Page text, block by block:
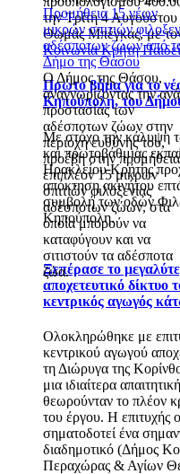
την Τρίτη 4
Θωμάς Μπέγκας, με
ΚοινωνίαΚρήτη
Πρώτο βήμα για το
Κηπούπολη, του
Με στόχο την κάλυψη
και πρωτοβάθμιας
Ηρακλείου Κρήτης
απόκτηση ακινήτου
συμβολή των οδών
Κηπούπολη.
Ξεπέρασε το
αποχετευτικό
κεντρικός αγωγός
Ολοκληρώθηκε με
κεντρικού αγωγού
τη Διώρυγα της
μια ιδιαίτερα
θεωρούνταν το πλέον
του έργου. Η επιτυχής
σηματοδοτεί ένα
διαδημοτικό (Δήμος
Περαχώρας & Αγίων
Προμήθεια 15 νέων
μικρών σπιτιών
αδέσποτων ζώων από
Δήμο της Θάσου
Ο Δήμος της Θάσου,
αναγνωρίζοντας την
προστασίας των
αδέσποτων ζώων στην
περιοχή ευθύνης του,
προέβη στην προμήθεια
επιπλέον 15 μικρών
σπιτιών φιλοξενίας
αδέσποτων ζώων, στα
οποία μπορούν να
καταφύγουν και να
σιτιστούν τα αδέσποτα
ζώα.